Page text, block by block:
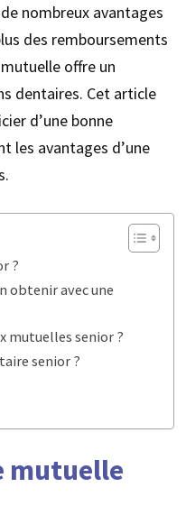
nombreux avantages
des remboursements
offre un
dentaires. Cet article
d’une bonne
les avantages d’une
?
obtenir avec une
mutuelles senior ?
senior ?
mutuelle